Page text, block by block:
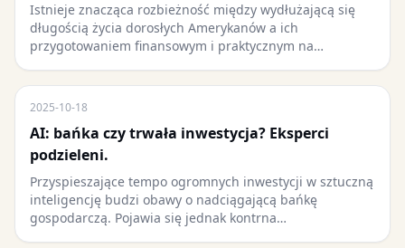
Istnieje znacząca rozbieżność między wydłużającą się
długością życia dorosłych Amerykanów a ich
przygotowaniem finansowym i praktycznym na…
2025-10-18
AI: bańka czy trwała inwestycja? Eksperci
podzieleni.
Przyspieszające tempo ogromnych inwestycji w sztuczną
inteligencję budzi obawy o nadciągającą bańkę
gospodarczą. Pojawia się jednak kontrna…